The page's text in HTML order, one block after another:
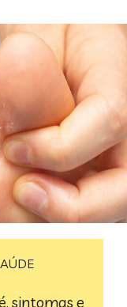
sintomas e